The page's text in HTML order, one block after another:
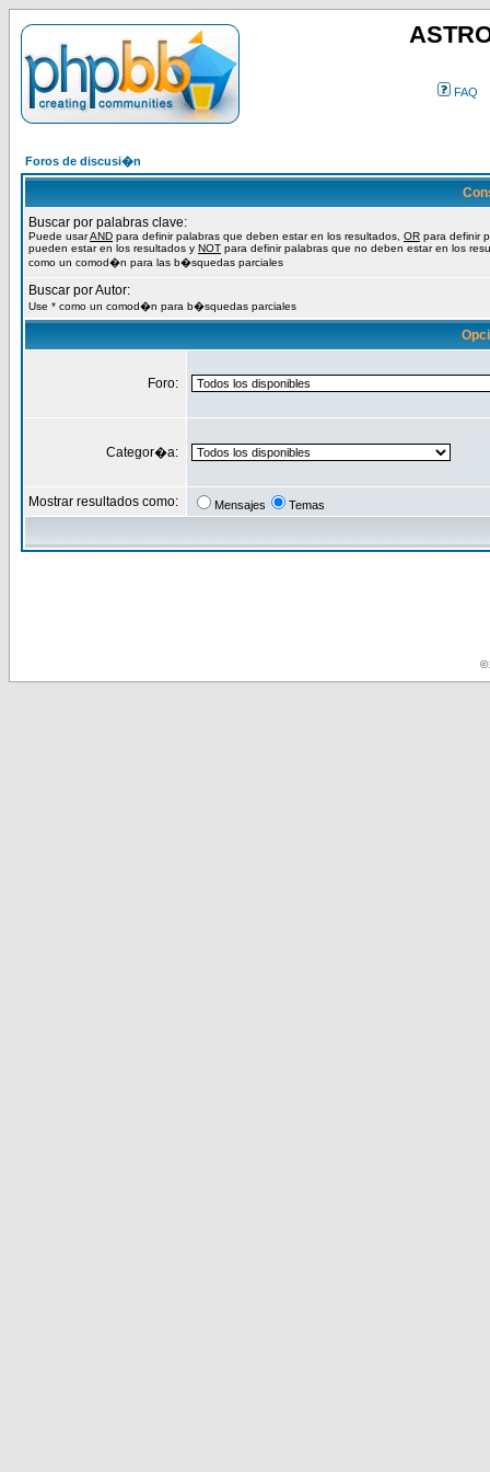
FAQ
Foros de discusi�n
Buscar por palabras clave:
Puede usarAND para definir palabras que deben estar en los resultados, OR para definir
pueden estar en los resultados y NOT para definir palabras que no deben estar en los
como un comod�n para las b�squedas parciales
Buscar por Autor:
Use * como un comod�n para b�squedas parciales
Foro:
Categor�a:
Mostrar resultados como: Mensajes Temas
©